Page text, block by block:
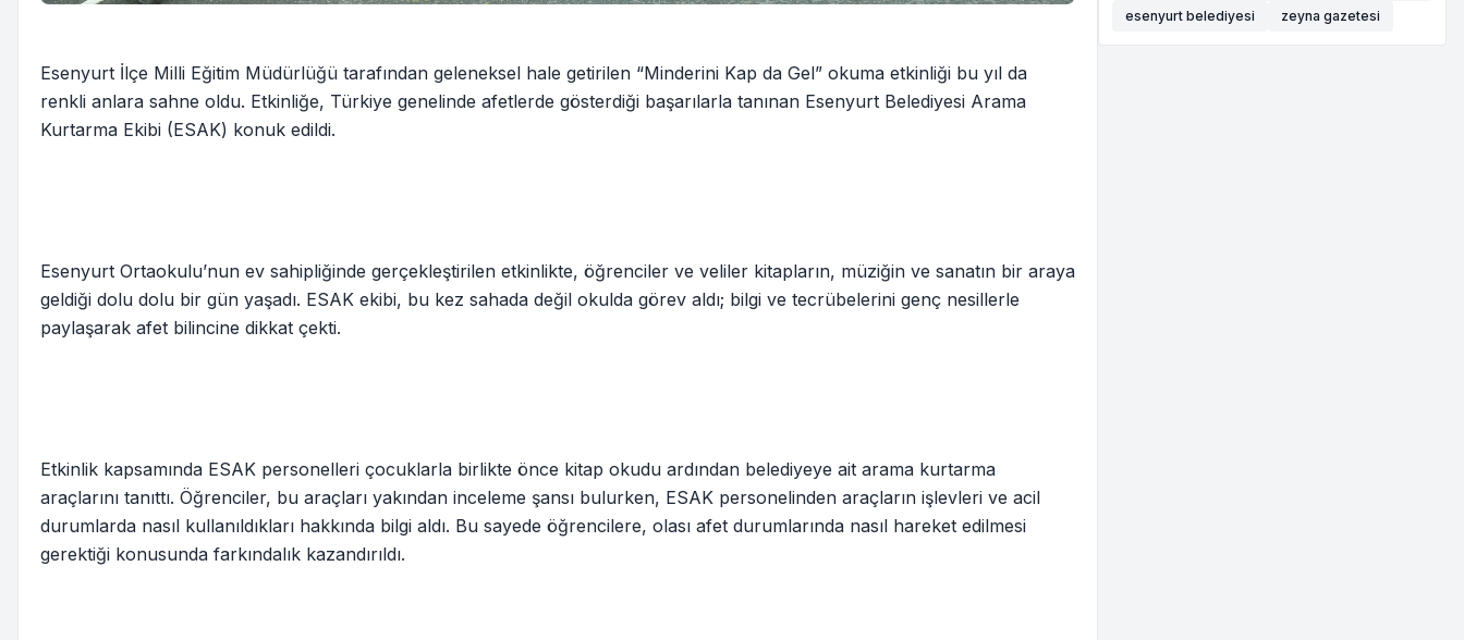
Esenyurt İlçe Milli Eğitim Müdürlüğü tarafından geleneksel hale getirilen “Minderini Kap da Gel” okuma etkinliği bu yıl da
renkli anlara sahne oldu. Etkinliğe, Türkiye genelinde afetlerde gösterdiği başarılarla tanınan Esenyurt Belediyesi Arama
Kurtarma Ekibi (ESAK) konuk edildi.
Esenyurt Ortaokulu’nun ev sahipliğinde gerçekleştirilen etkinlikte, öğrenciler ve veliler kitapların, müziğin ve sanatın bir araya
geldiği dolu dolu bir gün yaşadı. ESAK ekibi, bu kez sahada değil okulda görev aldı; bilgi ve tecrübelerini genç nesillerle
paylaşarak afet bilincine dikkat çekti.
Etkinlik kapsamında ESAK personelleri çocuklarla birlikte önce kitap okudu ardından belediyeye ait arama kurtarma
araçlarını tanıttı. Öğrenciler, bu araçları yakından inceleme şansı bulurken, ESAK personelinden araçların işlevleri ve acil
durumlarda nasıl kullanıldıkları hakkında bilgi aldı. Bu sayede öğrencilere, olası afet durumlarında nasıl hareket edilmesi
gerektiği konusunda farkındalık kazandırıldı.
esenyurt belediyesi
zeyna gazetesi